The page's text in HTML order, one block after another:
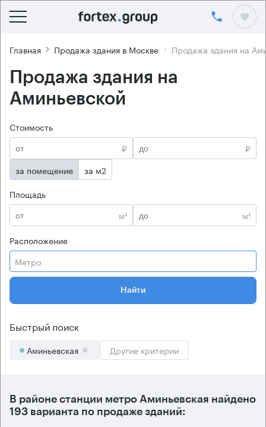
Главная Продажа здания в Москве Продажа здания на
Продажа здания на
Аминьевской
Стоимость
₽
₽
за помещение
за м2
Площадь
м²
м²
Расположение
Метро
Найти
Быстрый поиск
Аминьевская Другие критерии
В районе станции метро Аминьевская найдено
193 варианта по продаже зданий: